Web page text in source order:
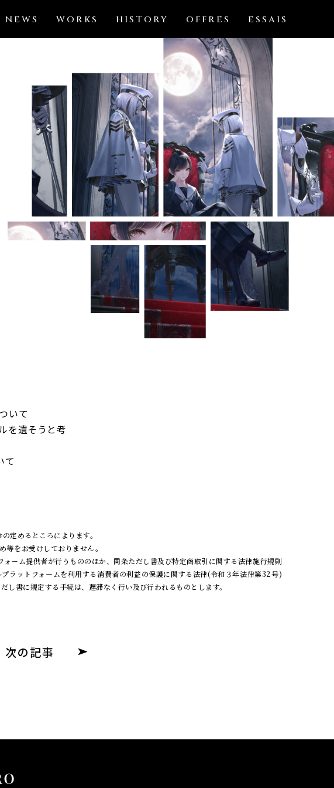
NEWS WORKS HISTORY OFFRES ESSAIS
いて
を遺そうと考
て
定めるところによります。
等をお受けしておりません。
ーム提供者が行うもののほか、同条ただし書及び特定商取引に関する法律施行規則
ラットフォームを利用する消費者の利益の保護に関する法律(令和３年法律第32号)
書に規定する手続は、遅滞なく行い及び行われるものとします。
次の記事